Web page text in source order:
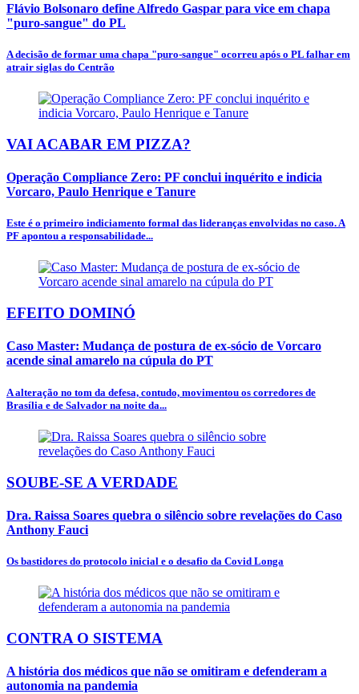
Flávio Bolsonaro define Alfredo Gaspar para vice em chapa
"puro-sangue" do PL
A decisão de formar uma chapa "puro-sangue" ocorreu após o PL falhar em
atrair siglas do Centrão
VAI ACABAR EM PIZZA?
Operação Compliance Zero: PF conclui inquérito e indicia
Vorcaro, Paulo Henrique e Tanure
Este é o primeiro indiciamento formal das lideranças envolvidas no caso. A
PF apontou a responsabilidade...
EFEITO DOMINÓ
Caso Master: Mudança de postura de ex-sócio de Vorcaro
acende sinal amarelo na cúpula do PT
A alteração no tom da defesa, contudo, movimentou os corredores de
Brasília e de Salvador na noite da...
SOUBE-SE A VERDADE
Dra. Raissa Soares quebra o silêncio sobre revelações do Caso
Anthony Fauci
Os bastidores do protocolo inicial e o desafio da Covid Longa
CONTRA O SISTEMA
A história dos médicos que não se omitiram e defenderam a
autonomia na pandemia